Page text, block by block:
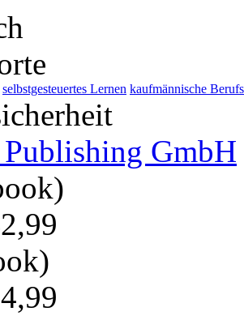
selbstgesteuertes Lernen kaufmännische
GmbH